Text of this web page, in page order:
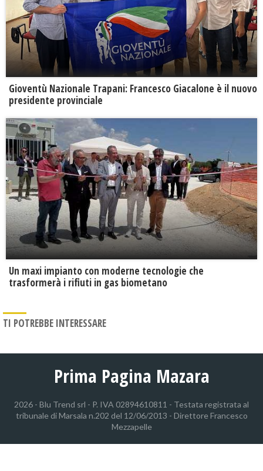
Gioventù Nazionale Trapani: Francesco Giacalone è il nuovo
presidente provinciale
Un maxi impianto con moderne tecnologie che
trasformerà i rifiuti in gas biometano
TI POTREBBE INTERESSARE
Prima Pagina Mazara
2026 - Blu Trend srl - P. IVA 02894610811 - Testata registrata al
tribunale di Marsala n.202 del 12/06/2013 - Direttore Francesco
Mezzapelle